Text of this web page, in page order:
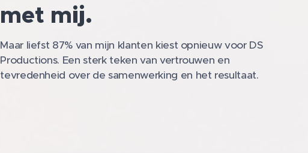
met mij.
Maar liefst 87% van mijn klanten kiest opnieuw voor DS
Productions. Een sterk teken van vertrouwen en
tevredenheid over de samenwerking en het resultaat.